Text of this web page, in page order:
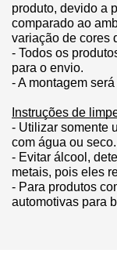
produto, devido a
comparado ao
variação de cores
- Todos os
para o envio.
- A montagem
Instruções de
- Utilizar somente
com água ou seco.
- Evitar álcool,
metais, pois eles
- Para produtos
automotivas para